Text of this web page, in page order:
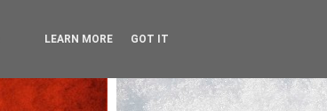
LEARN MORE GOT IT